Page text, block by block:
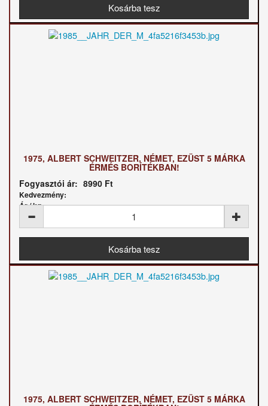
1975, ALBERT SCHWEITZER, NÉMET, EZÜST 5 MÁRKA
ÉRMÉS BORÍTÉKBAN!
Fogyasztói ár: 8990 Ft
Kedvezmény:
Ár / kg:
1975, ALBERT SCHWEITZER, NÉMET, EZÜST 5 MÁRKA